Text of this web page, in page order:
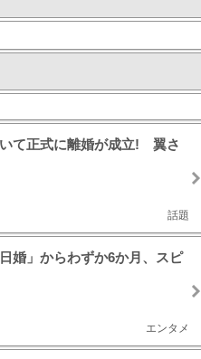
て正式に離婚が成立! 翼さ
話題
婚」からわずか6か月、スピ
エンタメ